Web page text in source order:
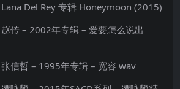
Lana Del Rey 专辑 Honeymoon (2015)
赵传 – 2002年专辑 – 爱要怎么说出
张信哲 – 1995年专辑 – 宽容 wav